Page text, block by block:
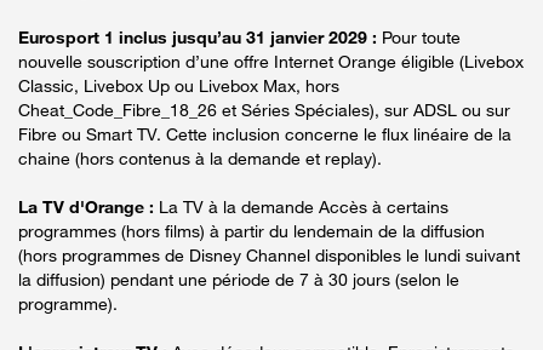
Eurosport 1 inclus jusqu’au 31 janvier 2029 : Pour toute
nouvelle souscription d’une offre Internet Orange éligible (Livebox
Classic, Livebox Up ou Livebox Max, hors
Cheat_Code_Fibre_18_26 et Séries Spéciales), sur ADSL ou sur
Fibre ou Smart TV. Cette inclusion concerne le flux linéaire de la
chaine (hors contenus à la demande et replay).
La TV d'Orange : La TV à la demande Accès à certains
programmes (hors films) à partir du lendemain de la diffusion
(hors programmes de Disney Channel disponibles le lundi suivant
la diffusion) pendant une période de 7 à 30 jours (selon le
programme).